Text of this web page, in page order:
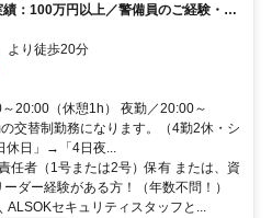
：100万円以上／警備員のご経験・資
か・穏やかな非体育会系の社風です
駅」より徒歩20分
20:00（休憩1h） 夜勤／20:00～
交替制勤務になります。（4勤2休・シ
休日」→「4日夜...
任者（1号または2号）保有 または、資
ダー経験がある方！（年数不問！）
ALSOKセキュリティスタッフと...